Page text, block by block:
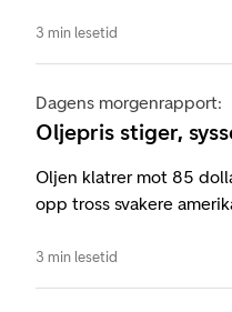
3 min lesetid
Dagens morgenrapport:
Oljepris stiger,
Oljen klatrer mot 85
opp tross svakere
3 min lesetid